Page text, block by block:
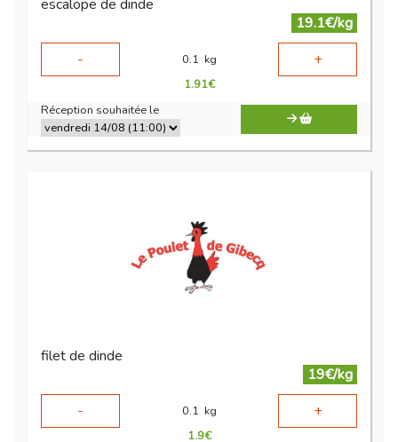
escalope de dinde
19.1€/kg
-
0.1 kg +
1.91€
Réception souhaitée le
filet de dinde
19€/kg
-
0.1 kg +
1.9€